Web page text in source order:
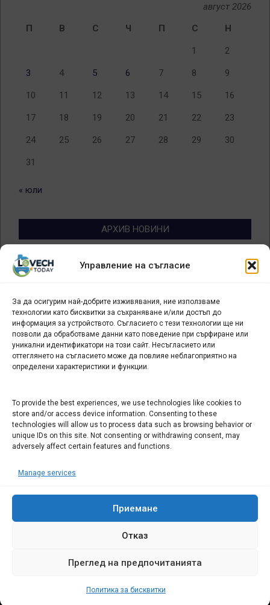
Управление на съгласие
За да осигурим най-добрите изживявания, ние използваме
технологии като бисквитки за съхраняване и/или достъп до
информация за устройството. Съгласието с тези технологии ще ни
позволи да обработваме данни като поведение при сърфиране или
уникални идентификатори на този сайт. Несъгласието или
оттеглянето на съгласието може да повлияе неблагоприятно на
определени характеристики и функции.
To provide the best experiences, we use technologies like cookies to
store and/or access device information. Consenting to these
technologies will allow us to process data such as browsing behavior or
unique IDs on this site. Not consenting or withdrawing consent, may
adversely affect certain features and functions.
Manage services
Приемане
Отказ
Преглед на предпочитанията
Политика за бисквитки
август 2026
П
В С Ч П С Н
1 2
3 4 5 6 7 8 9
10 11 12 13 14 15 16
17 18 19 20 21 22 23
24 25 26 27 28 29 30
31
« юли
АРХИВ НОВИНИ
Архив
новини
БИЗНЕС
Арт галерия "Мостове" – магазин за изкуство
СЕВЕРОЗАПАДА ИНФОРМАЦИОНЕН БИЗНЕС
ТУРИСТИЧЕСКИ КЛЪСТЕР
ИНСТИТУЦИИ В ЛОВЕЧ
Административен съд Ловеч
Областна администрация Ловеч
ОДМВР Ловеч
Окръжен съд Ловеч
"Иванов Комюникейшънс" ЕООД Всички права запазени